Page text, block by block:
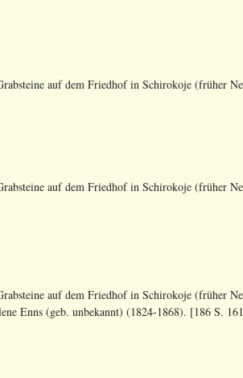
auf dem Friedhof in Schirokoje (früher
auf dem Friedhof in Schirokoje (früher
auf dem Friedhof in Schirokoje (früher
Enns (geb. unbekannt) (1824-1868). [186 S.